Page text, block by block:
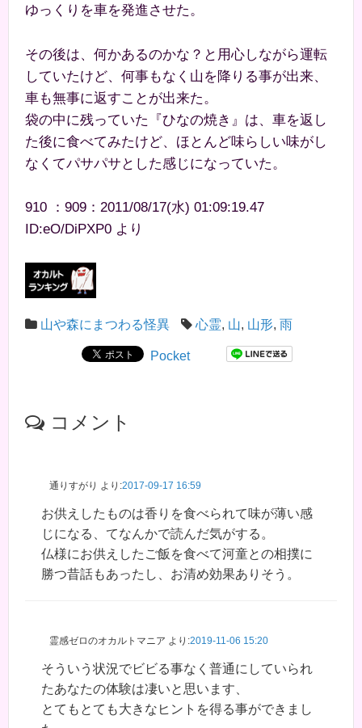
ゆっくりを車を発進させた。
その後は、何かあるのかな？と用心しながら運転
していたけど、何事もなく山を降りる事が出来、
車も無事に返すことが出来た。
袋の中に残っていた『ひなの焼き』は、車を返し
た後に食べてみたけど、ほとんど味らしい味がし
なくてパサパサとした感じになっていた。
910 ：909：2011/08/17(水) 01:09:19.47
ID:eO/DiPXP0 より
山や森にまつわる怪異 心霊, 山, 山形, 雨
Pocket
コメント
通りすがり より:2017-09-17 16:59
お供えしたものは香りを食べられて味が薄い感
じになる、てなんかで読んだ気がする。
仏様にお供えしたご飯を食べて河童との相撲に
勝つ昔話もあったし、お清め効果ありそう。
霊感ゼロのオカルトマニア より:2019-11-06 15:20
そういう状況でビビる事なく普通にしていられ
たあなたの体験は凄いと思います、
とてもとても大きなヒントを得る事ができまし